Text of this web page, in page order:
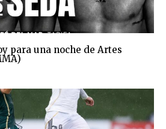
para una noche de Artes